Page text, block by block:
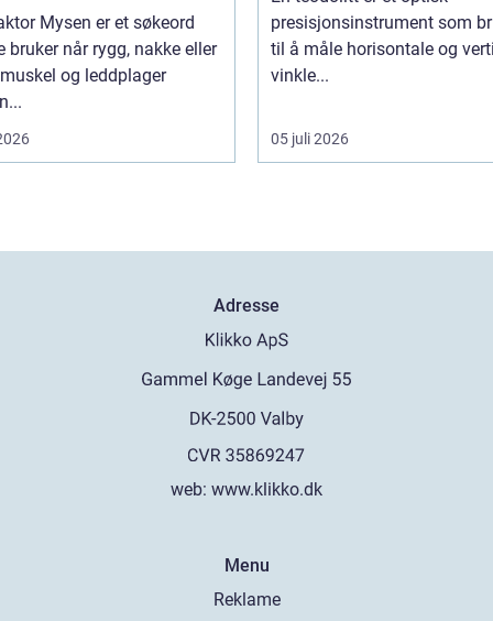
Mysen er et søkeord
bruker når rygg, nakke eller
og leddplager
presisjonsinstrument som
til å måle horisontale og
vinkle...
05 juli 2026
Adresse
web: www.klikko.dk
Menu
Reklame